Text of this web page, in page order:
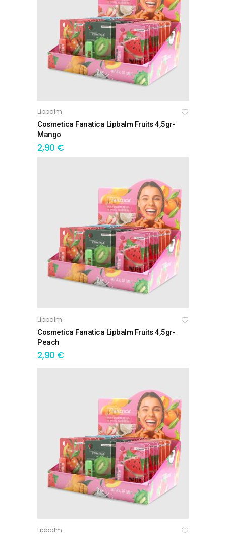
ΠΡΟΣΘΉΚΗ ΣΤΟ ΚΑΛΆΘΙ
Lipbalm
Cosmetica Fanatica Lipbalm Fruits 4,5gr-
Mango
2,90 €
ΠΡΟΣΘΉΚΗ ΣΤΟ ΚΑΛΆΘΙ
Lipbalm
Cosmetica Fanatica Lipbalm Fruits 4,5gr-
Peach
2,90 €
ΠΡΟΣΘΉΚΗ ΣΤΟ ΚΑΛΆΘΙ
Lipbalm